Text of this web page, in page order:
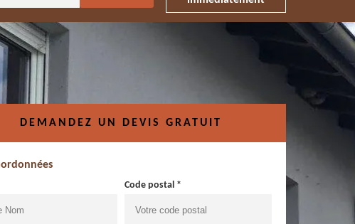
DEMANDEZ UN DEVIS GRATUIT
Code postal *